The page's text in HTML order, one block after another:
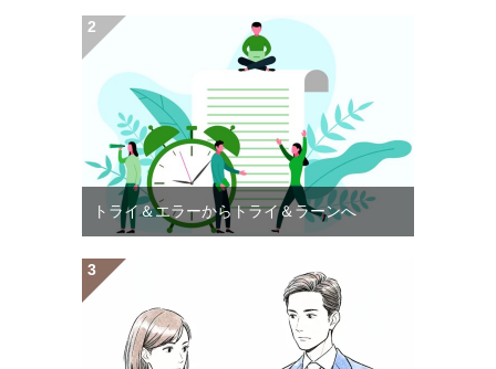
トライ＆エラーからトライ＆ラーンへ